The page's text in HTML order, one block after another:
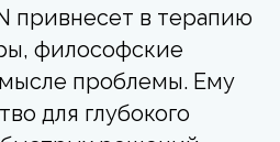
привнесет в терапию
философские
проблемы. Ему
для глубокого